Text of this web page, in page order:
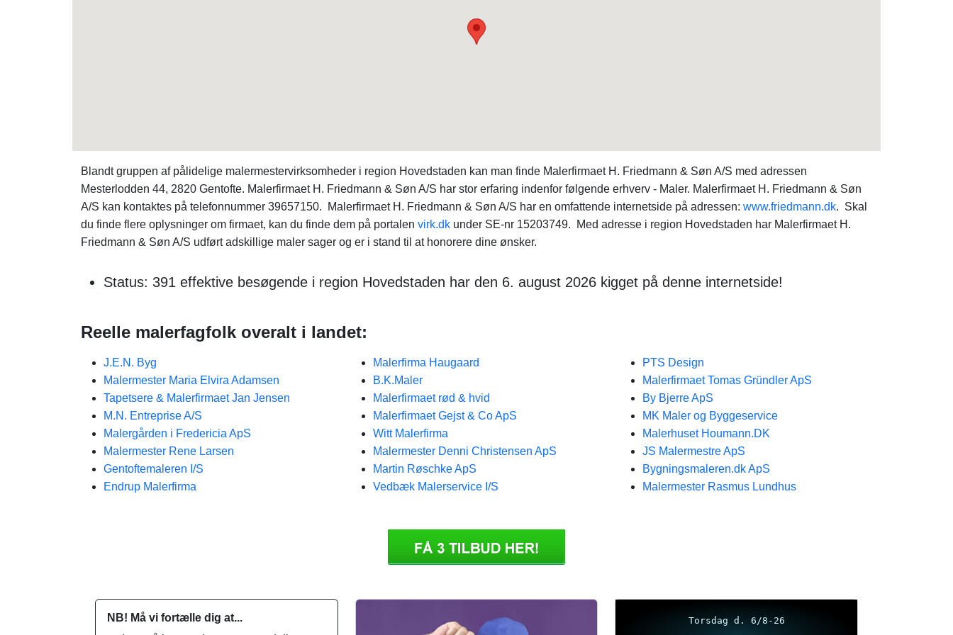
Blandt gruppen af pålidelige malermestervirksomheder i region Hovedstaden kan man finde Malerfirmaet H. Friedmann & Søn A/S med adressen
Mesterlodden 44, 2820 Gentofte. Malerfirmaet H. Friedmann & Søn A/S har stor erfaring indenfor følgende erhverv - Maler. Malerfirmaet H. Friedmann & Søn
A/S kan kontaktes på telefonnummer 39657150. Malerfirmaet H. Friedmann & Søn A/S har en omfattende internetside på adressen: www.friedmann.dk. Skal
du finde flere oplysninger om firmaet, kan du finde dem på portalen virk.dk under SE-nr 15203749. Med adresse i region Hovedstaden har Malerfirmaet H.
Friedmann & Søn A/S udført adskillige maler sager og er i stand til at honorere dine ønsker.
Status: 391 effektive besøgende i region Hovedstaden har den 6. august 2026 kigget på denne internetside!
Reelle malerfagfolk overalt i landet:
J.E.N. Byg
Malermester Maria Elvira Adamsen
Tapetsere & Malerfirmaet Jan Jensen
M.N. Entreprise A/S
Malergården i Fredericia ApS
Malermester Rene Larsen
Gentoftemaleren I/S
Endrup Malerfirma
Malerfirma Haugaard
B.K.Maler
Malerfirmaet rød & hvid
Malerfirmaet Gejst & Co ApS
Witt Malerfirma
Malermester Denni Christensen ApS
Martin Røschke ApS
Vedbæk Malerservice I/S
PTS Design
Malerfirmaet Tomas Gründler ApS
By Bjerre ApS
MK Maler og Byggeservice
Malerhuset Houmann.DK
JS Malermestre ApS
Bygningsmaleren.dk ApS
Malermester Rasmus Lundhus
NB! Må vi fortælle dig at...
Torsdag d. 6/8-26